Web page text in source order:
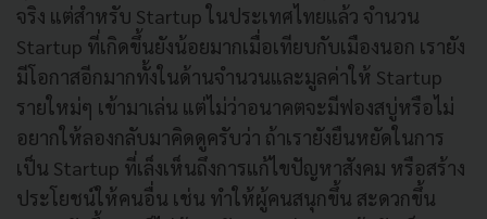
จริง แต่สำหรับ Startup ในประเทศไทยแล้ว จำนวน
Startup ที่เกิดขึ้นยังน้อยมากเมื่อเทียบกับเมืองนอก เรายัง
มีโอกาสอีกมากทั้งในด้านจำนวนและมูลค่าให้ Startup
รายใหม่ๆ เข้ามาเล่น แต่ไม่ว่าอนาคตจะมีฟองสบู่หรือไม่
อยากให้ลองกลับมาคิดดูครับว่า ถ้าเรายังยืนหยัดในการ
เป็น Startup ที่เล็งเห็นถึงการแก้ไขปัญหาสังคม หรือสร้าง
ประโยชน์ให้คนอื่น เช่น ทำให้ผู้คนสนุกขึ้น สะดวกขึ้น